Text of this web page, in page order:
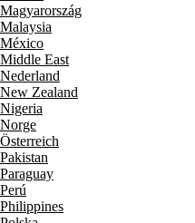
Magyarország
Malaysia
México
Middle East
Nederland
New Zealand
Nigeria
Norge
Österreich
Pakistan
Paraguay
Perú
Philippines